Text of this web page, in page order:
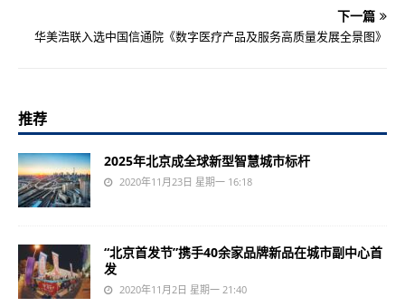
下一篇
华美浩联入选中国信通院《数字医疗产品及服务高质量发展全景图》
推荐
2025年北京成全球新型智慧城市标杆
2020年11月23日 星期一 16:18
“北京首发节”携手40余家品牌新品在城市副中心首
发
2020年11月2日 星期一 21:40